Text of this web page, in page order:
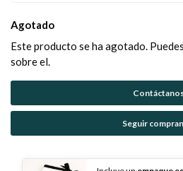
Agotado
Este producto se ha agotado.
sobre el.
Seguir